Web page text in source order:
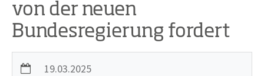
von der neuen
Bundesregierung fordert
19.03.2025